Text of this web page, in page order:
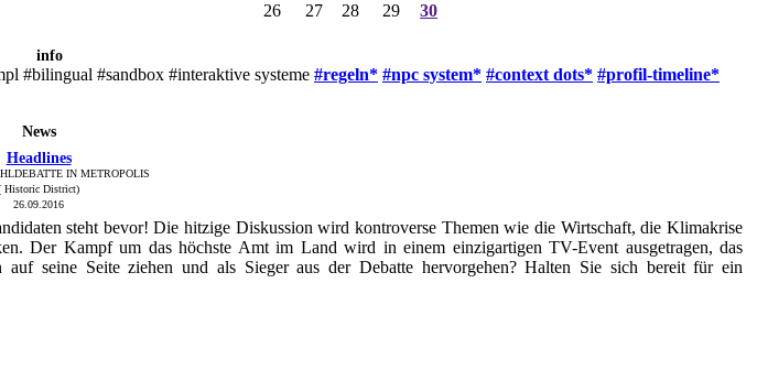
26
27 28 29 30
info
#bilingual #sandbox #interaktive systeme #regeln* #npc system* #context dots* #profil-timeline*
News
Headlines
IN METROPOLIS
Historic District)
26.09.2016
steht bevor! Die hitzige Diskussion wird kontroverse Themen wie die Wirtschaft, die Klimakrise
Der Kampf um das höchste Amt im Land wird in einem einzigartigen TV-Event ausgetragen, das
seine Seite ziehen und als Sieger aus der Debatte hervorgehen? Halten Sie sich bereit für ein